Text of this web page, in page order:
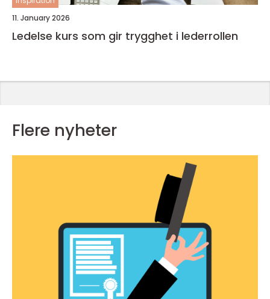
11. January 2026
Ledelse kurs som gir trygghet i lederrollen
Flere nyheter